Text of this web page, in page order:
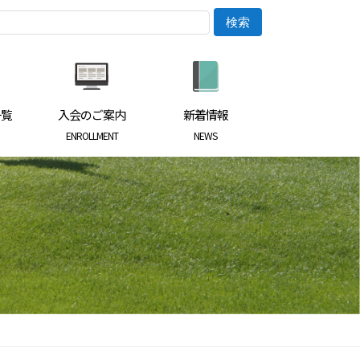
入会のご案内
ENROLLMENT
新着情報
NEWS